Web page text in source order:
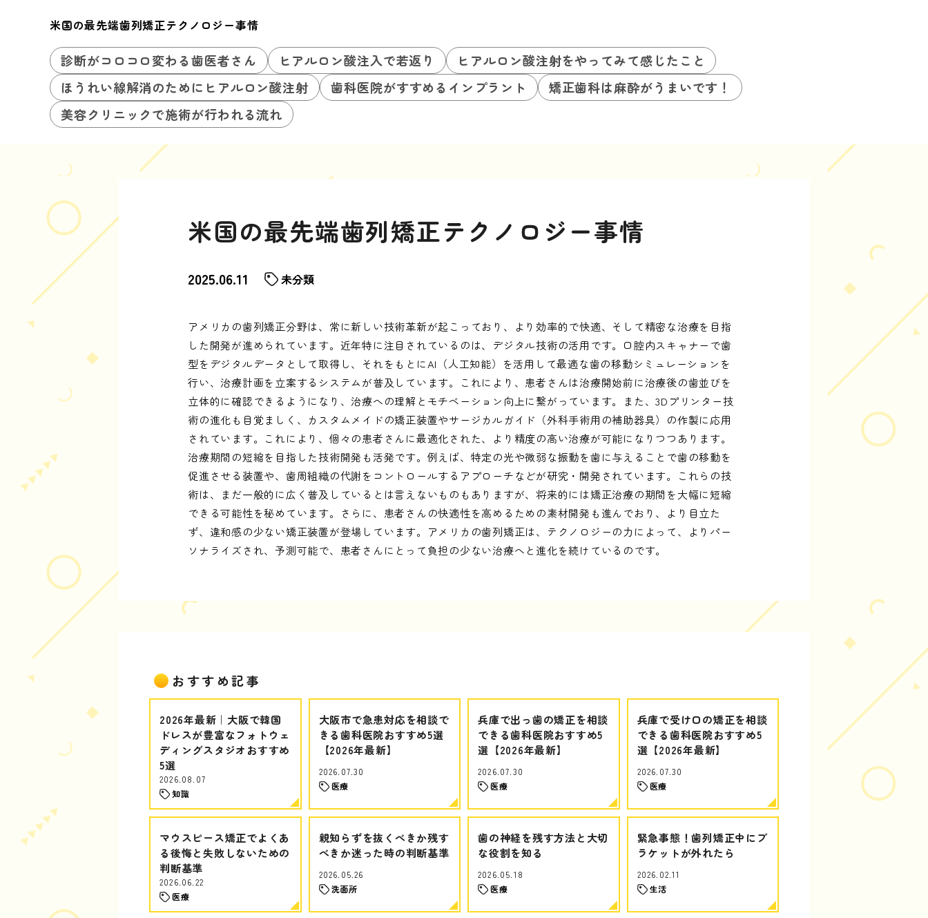
米国の最先端歯列矯正テクノロジー事情
診断がコロコロ変わる歯医者さん ヒアルロン酸注入で若返り
ヒアルロン酸注射をやってみて感じたこと
ほうれい線解消のためにヒアルロン酸注射
歯科医院がすすめるインプラント
矯正歯科は麻酔がうまいです！
美容クリニックで施術が行われる流れ
米国の最先端歯列矯正テクノロジー事情
2025.06.11 未分類
アメリカの歯列矯正分野は、常に新しい技術革新が起こっており、より効率的で快適、そして精密な治療を目指
した開発が進められています。近年特に注目されているのは、デジタル技術の活用です。口腔内スキャナーで歯
型をデジタルデータとして取得し、それをもとにAI（人工知能）を活用して最適な歯の移動シミュレーションを
行い、治療計画を立案するシステムが普及しています。これにより、患者さんは治療開始前に治療後の歯並びを
立体的に確認できるようになり、治療への理解とモチベーション向上に繋がっています。また、3Dプリンター技
術の進化も目覚ましく、カスタムメイドの矯正装置やサージカルガイド（外科手術用の補助器具）の作製に応用
されています。これにより、個々の患者さんに最適化された、より精度の高い治療が可能になりつつあります。
治療期間の短縮を目指した技術開発も活発です。例えば、特定の光や微弱な振動を歯に与えることで歯の移動を
促進させる装置や、歯周組織の代謝をコントロールするアプローチなどが研究・開発されています。これらの技
術は、まだ一般的に広く普及しているとは言えないものもありますが、将来的には矯正治療の期間を大幅に短縮
できる可能性を秘めています。さらに、患者さんの快適性を高めるための素材開発も進んでおり、より目立た
ず、違和感の少ない矯正装置が登場しています。アメリカの歯列矯正は、テクノロジーの力によって、よりパー
ソナライズされ、予測可能で、患者さんにとって負担の少ない治療へと進化を続けているのです。
おすすめ記事
2026年最新｜大阪で韓国
ドレスが豊富なフォトウェ
ディングスタジオおすすめ
5選
2026.08.07
知識
大阪市で急患対応を相談で
きる歯科医院おすすめ5選
【2026年最新】
2026.07.30
医療
兵庫で出っ歯の矯正を相談
できる歯科医院おすすめ5
選【2026年最新】
2026.07.30
医療
兵庫で受け口の矯正を相談
できる歯科医院おすすめ5
選【2026年最新】
2026.07.30
医療
マウスピース矯正でよくあ
る後悔と失敗しないための
判断基準
2026.06.22
医療
親知らずを抜くべきか残す
べきか迷った時の判断基準
2026.05.26
洗面所
歯の神経を残す方法と大切
な役割を知る
2026.05.18
医療
緊急事態！歯列矯正中にブ
ラケットが外れたら
2026.02.11
生活